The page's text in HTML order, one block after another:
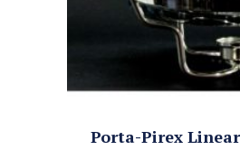
Porta-Pirex